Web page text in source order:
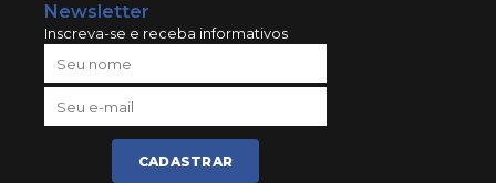
Newsletter
Inscreva-se e receba informativos
CADASTRAR